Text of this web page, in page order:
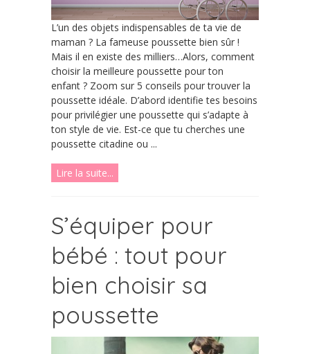
L’un des objets indispensables de ta vie de
maman ? La fameuse poussette bien sûr !
Mais il en existe des milliers…Alors, comment
choisir la meilleure poussette pour ton
enfant ? Zoom sur 5 conseils pour trouver la
poussette idéale. D’abord identifie tes besoins
pour privilégier une poussette qui s’adapte à
ton style de vie. Est-ce que tu cherches une
poussette citadine ou ...
Lire la suite...
S’équiper pour
bébé : tout pour
bien choisir sa
poussette